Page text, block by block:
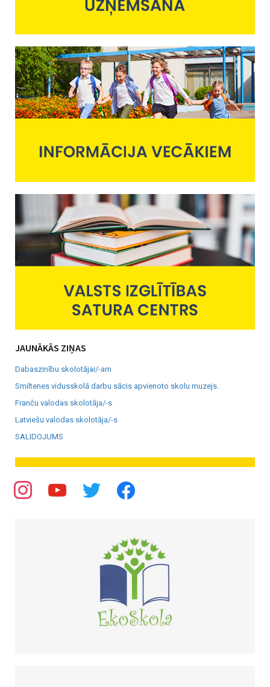
JAUNĀKĀS ZIŅAS
Dabaszinību skolotājai/-am
Smiltenes vidusskolā darbu sācis apvienoto skolu muzejs.
Franču valodas skolotāja/-s
Latviešu valodas skolotāja/-s
SALIDOJUMS